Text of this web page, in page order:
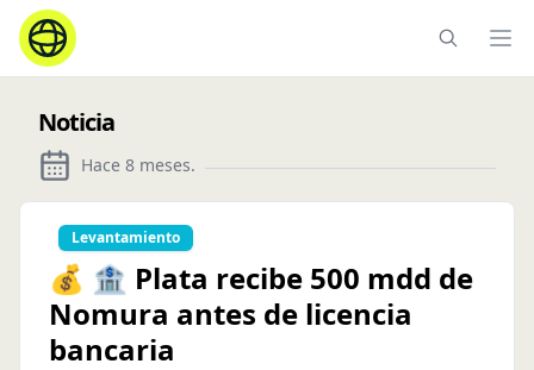
Noticia
Hace 8 meses.
Levantamiento
💰 🏦 Plata recibe 500 mdd de
Nomura antes de licencia
bancaria